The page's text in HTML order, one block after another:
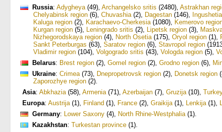
Russia: Adygheya(49), Archangelsko sritis (2480), Astrakhan
Chelyabinsk region (6), Chuvashia(2), Dagestan (146), Ingushetia
Kaluga region (2), Karachaevo-Cherkesia(1080), Kemerovo
Kurgan region (5), Leningrado sritis (2), Lipetsk region (3),
Nizhegorodskaya region (4), North Osetia(175), Oryol region (1),
Sankt Peterburgas (63), Saratov region (6), Stavropol region
Vladimir region (104), Volgogrado sritis (43), Vologda region (5),
Belarus: Brest region (2), Gomel region (2), Grodno region (6),
Ukraine: Crimea(73), Dnepropetrovsk region (2), Donetsk region
Zaporozhye region (2).
Asia: Abkhazia(58), Armenia(71), Azerbaijan (7), Gruzija(10),
Europa: Austrija(1), Finland (1), France (2), Graikija(1), Lenkija(1),
Germany: Lower Saxony (4), North Rhine-Westphalia(1).
Kazakhstan: Turkestan province (1).